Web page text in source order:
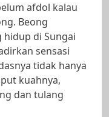
afdol kalau
Beong
di Sungai
sensasi
tidak hanya
kuahnya,
dan tulang